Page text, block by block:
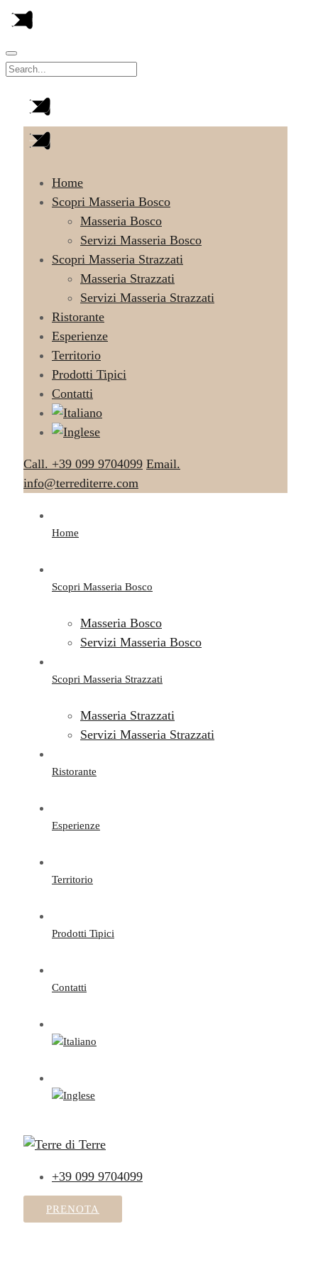
Home
Scopri Masseria Bosco
Masseria Bosco
Servizi Masseria Bosco
Scopri Masseria Strazzati
Masseria Strazzati
Servizi Masseria Strazzati
Ristorante
Esperienze
Territorio
Prodotti Tipici
Contatti
Call. +39 099 9704099 Email.
info@terrediterre.com
Home
Scopri Masseria Bosco
Masseria Bosco
Servizi Masseria Bosco
Scopri Masseria Strazzati
Masseria Strazzati
Servizi Masseria Strazzati
Ristorante
Esperienze
Territorio
Prodotti Tipici
Contatti
+39 099 9704099
PRENOTA